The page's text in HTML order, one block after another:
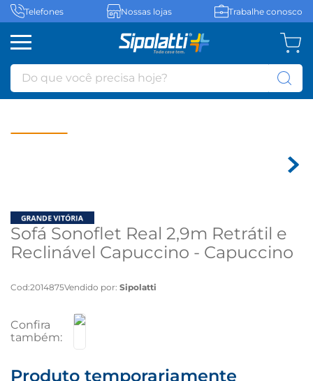
Telefones Nossas lojas Trabalhe conosco
Do que você precisa hoje?
Sofá Sonoflet Real 2,9m Retrátil e
Reclinável Capuccino - Capuccino
Cod:2014875Vendido por: Sipolatti
Produto temporariamente